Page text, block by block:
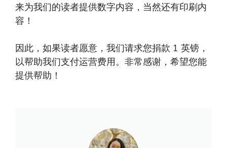
来为我们的读者提供数字内容，当然还有印刷内
容！
因此，如果读者愿意，我们请求您捐款 1 英镑，
以帮助我们支付运营费用。非常感谢，希望您能
提供帮助！